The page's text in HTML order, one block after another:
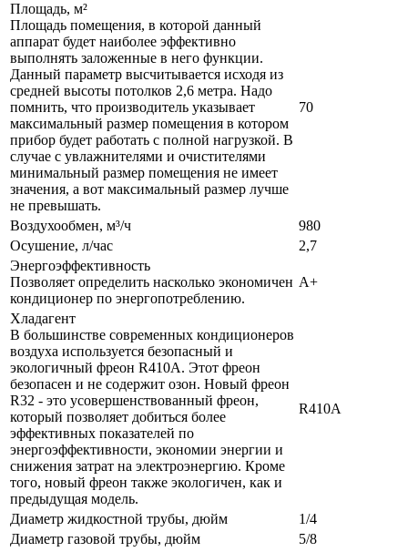
Площадь, м²
Площадь помещения, в которой данный
аппарат будет наиболее эффективно
выполнять заложенные в него функции.
Данный параметр высчитывается исходя из
средней высоты потолков 2,6 метра. Надо
помнить, что производитель указывает
максимальный размер помещения в котором
прибор будет работать с полной нагрузкой. В
случае с увлажнителями и очистителями
минимальный размер помещения не имеет
значения, а вот максимальный размер лучше
не превышать.
70
Воздухообмен, м³/ч
980
Осушение, л/час
2,7
Энергоэффективность
Позволяет определить насколько экономичен
кондиционер по энергопотреблению.
A+
Хладагент
В большинстве современных кондиционеров
воздуха используется безопасный и
экологичный фреон R410A. Этот фреон
безопасен и не содержит озон. Новый фреон
R32 - это усовершенствованный фреон,
который позволяет добиться более
эффективных показателей по
энергоэффективности, экономии энергии и
снижения затрат на электроэнергию. Кроме
того, новый фреон также экологичен, как и
предыдущая модель.
R410A
Диаметр жидкостной трубы, дюйм
1/4
Диаметр газовой трубы, дюйм
5/8